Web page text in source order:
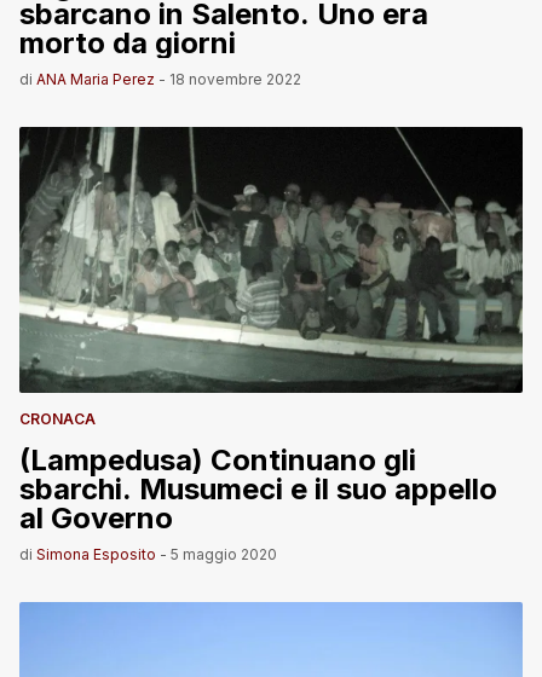
sbarcano in Salento. Uno era
morto da giorni
di ANA Maria Perez - 18 novembre 2022
CRONACA
(Lampedusa) Continuano gli
sbarchi. Musumeci e il suo appello
al Governo
di Simona Esposito - 5 maggio 2020